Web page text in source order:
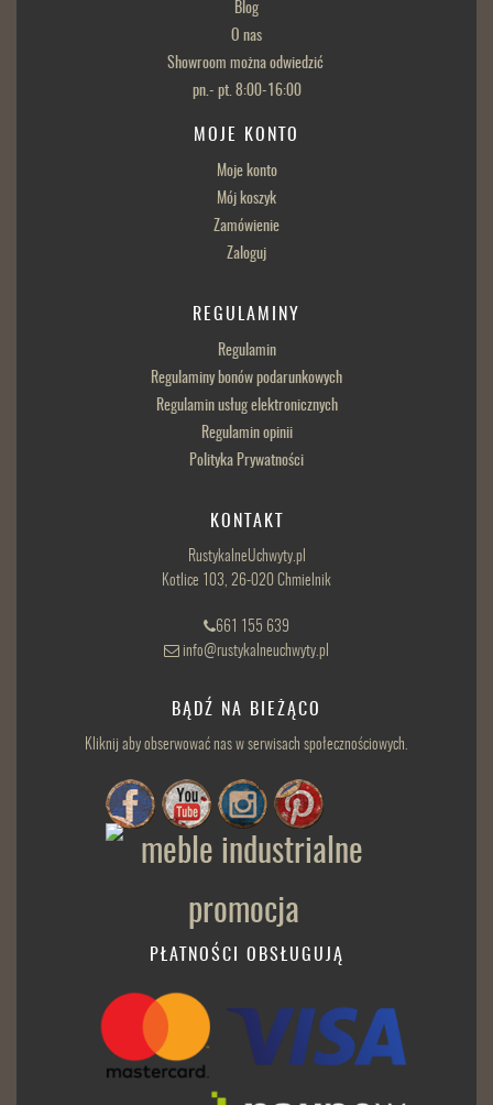
Blog
O nas
Showroom można odwiedzić
pn.- pt. 8:00-16:00
MOJE KONTO
Moje konto
Mój koszyk
Zamówienie
Zaloguj
REGULAMINY
Regulamin
Regulaminy bonów podarunkowych
Regulamin usług elektronicznych
Regulamin opinii
Polityka Prywatności
KONTAKT
RustykalneUchwyty.pl
Kotlice 103, 26-020 Chmielnik
661 155 639
info@rustykalneuchwyty.pl
BĄDŹ NA BIEŻĄCO
Kliknij aby obserwować nas w serwisach społecznościowych.
PŁATNOŚCI OBSŁUGUJĄ